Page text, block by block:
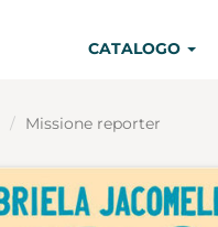
CATALOGO
Missione reporter